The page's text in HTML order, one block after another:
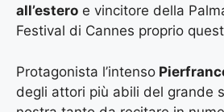
all’estero e vincitore della
Festival di Cannes proprio
Protagonista l’intenso
degli attori più abili del grande